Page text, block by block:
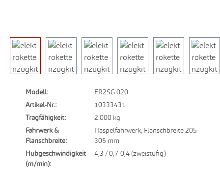
Modell:
ER2SG 020
Artikel-Nr.:
10333431
Tragfähigkeit:
2.000 kg
Fahrwerk &
Flanschbreite:
Haspelfahrwerk, Flanschbreite 205-
305 mm
Hubgeschwindigkeit
(m/min):
4,3 / 0,7-0,4 (zweistufig)